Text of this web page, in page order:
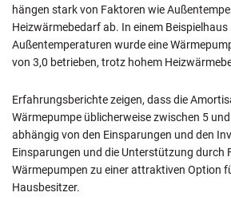
hängen stark von Faktoren wie
Heizwärmebedarf ab. In einem Beispielhaus
Außentemperaturen wurde eine
von 3,0 betrieben, trotz hohem
Erfahrungsberichte zeigen, dass die
Wärmepumpe üblicherweise zwischen 5
abhängig von den Einsparungen und den
Einsparungen und die Unterstützung durch
Wärmepumpen zu einer attraktiven Option
Hausbesitzer.